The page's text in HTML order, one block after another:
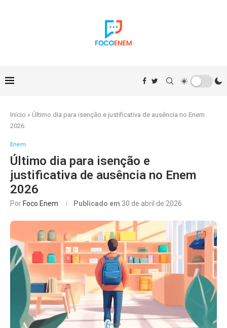
Início » Último dia para isenção e justificativa de ausência no Enem
2026
Enem
Último dia para isenção e
justificativa de ausência no Enem
2026
Por Foco Enem Publicado em 30 de abril de 2026